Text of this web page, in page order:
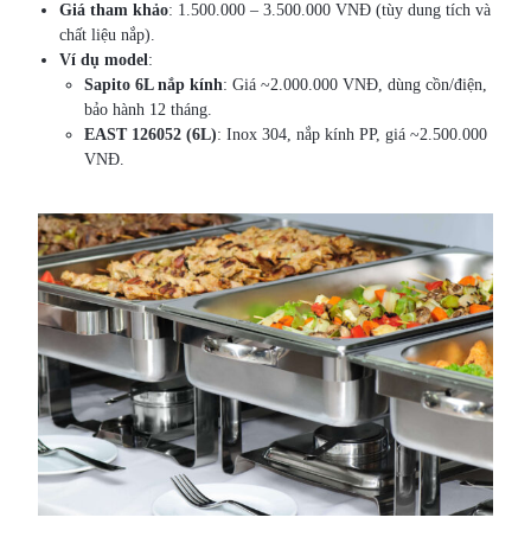
Giá tham khảo: 1.500.000 – 3.500.000 VNĐ (tùy dung tích và
chất liệu nắp).
Ví dụ model:
Sapito 6L nắp kính: Giá ~2.000.000 VNĐ, dùng cồn/điện,
bảo hành 12 tháng.
EAST 126052 (6L): Inox 304, nắp kính PP, giá ~2.500.000
VNĐ.